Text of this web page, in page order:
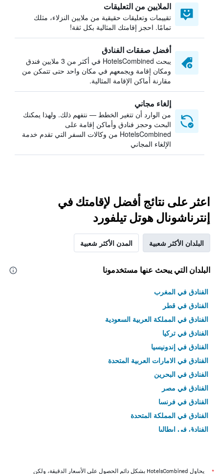
الملايين من التعليقات
تقييمات وتعليقات حقيقية من ملايين النزلاء، مثلك
تمامًا. احجز إقامتك المثالية بكل ثقة!
أفضل صفقات الفنادق
يبحث HotelsCombined في أكثر من 3 ملايين فندق
ومكان إقامة ويجمعهم في مكان واحد حتى تتمكن من
مقارنة أماكن الإقامة المثالية.
إلغاء مجاني
من الوارد أن تتغير الخطط — نتفهم ذلك. ولهذا يمكنك
البحث وحجز فنادق وأماكن إقامة على
HotelsCombined من وكالات السفر التي تقدم خدمة
الإلغاء المجاني
اعثر على نتائج أفضل لإقامتك في
إنترناشونال هوتل تيلفورد
البلدان الأكثر شعبية المدن الأكثر شعبية
البلدان التي يبحث عنها مستخدمونا
الفنادق في المغرب
الفنادق في قطر
الفنادق في المملكة العربية السعودية
الفنادق في تركيا
الفنادق في إندونيسيا
الفنادق في الامارات العربية المتحدة
الفنادق في البحرين
الفنادق في مصر
الفنادق في فرنسا
الفنادق في المملكة المتحدة
الفنادق في إيطاليا
* يحاول HotelsCombined بشكل دائم الحصول على الأسعار الدقيقة، ولكن